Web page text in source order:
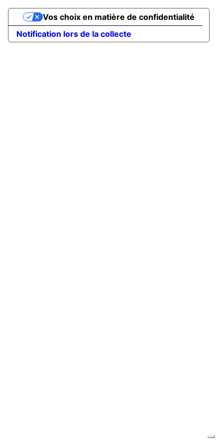
Notification lors de la collecte
Vos choix en matière de confidentialité